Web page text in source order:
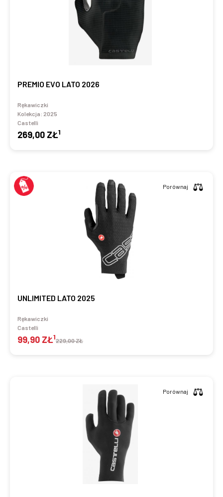
PREMIO EVO LATO 2026
Rękawiczki
Kolekcja: 2025
Castelli
269,00 ZŁ1
UNLIMITED LATO 2025
Rękawiczki
Castelli
99,90 ZŁ1229,00 ZŁ
Porównaj
Porównaj